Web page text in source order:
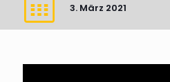
3. März 2021